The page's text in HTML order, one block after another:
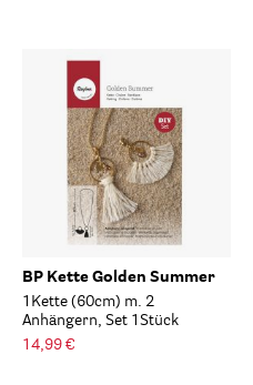
BP Kette Golden Summer
1Kette (60cm) m. 2
Anhängern, Set 1Stück
14,99 €